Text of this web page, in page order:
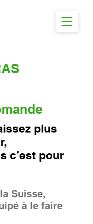
plus
c’est pour
Suisse,
à le faire